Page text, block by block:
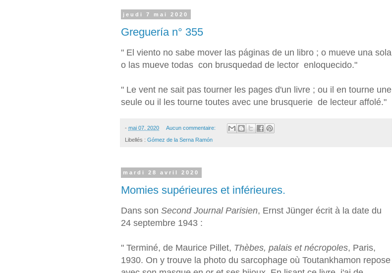
jeudi 7 mai 2020
Greguería n° 355
" El viento no sabe mover las páginas de un libro ; o mueve una sola
o las mueve todas con brusquedad de lector enloquecido."
" Le vent ne sait pas tourner les pages d'un livre ; ou il en tourne une
seule ou il les tourne toutes avec une brusquerie de lecteur affolé."
- mai 07, 2020 Aucun commentaire:
Libellés : Gómez de la Serna Ramón
mardi 28 avril 2020
Momies supérieures et inférieures.
Dans son Second Journal Parisien, Ernst Jünger écrit à la date du
24 septembre 1943 :
" Terminé, de Maurice Pillet, Thèbes, palais et nécropoles, Paris,
1930. On y trouve la photo du sarcophage où Toutankhamon repose